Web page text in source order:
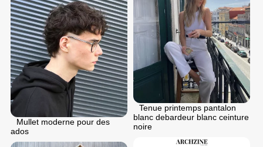
Tenue printemps pantalon
blanc debardeur blanc ceinture
noire
Mullet moderne pour des
ados